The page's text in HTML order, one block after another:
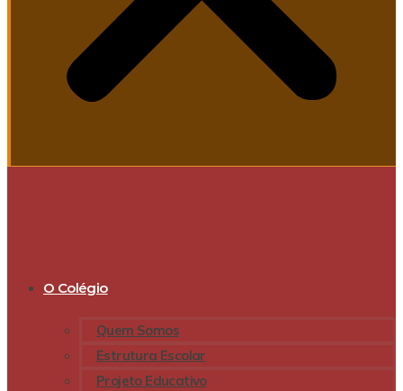
O Colégio
Quem Somos
Estrutura Escolar
Projeto Educativo